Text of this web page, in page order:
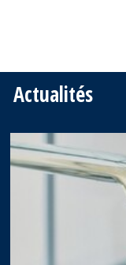
Actualités